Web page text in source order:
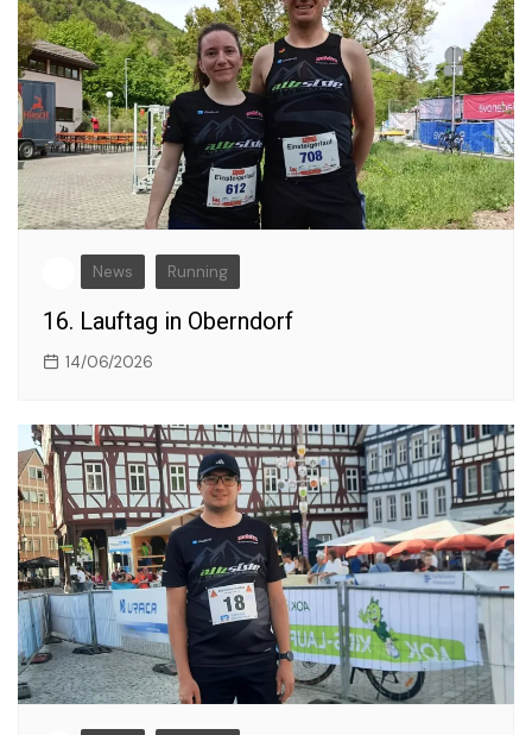
News Running
16. Lauftag in Oberndorf
14/06/2026